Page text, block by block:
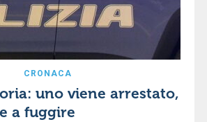
CRONACA
uno viene arrestato,
a fuggire